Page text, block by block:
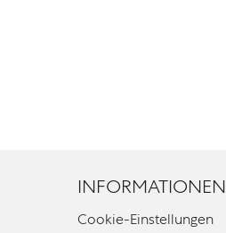
INFORMATIONEN
Cookie-Einstellungen